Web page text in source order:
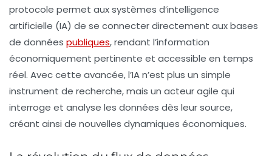
protocole permet aux systèmes d’intelligence
artificielle (IA) de se connecter directement aux bases
de données publiques, rendant l’information
économiquement pertinente et accessible en temps
réel. Avec cette avancée, l’IA n’est plus un simple
instrument de recherche, mais un acteur agile qui
interroge et analyse les données dès leur source,
créant ainsi de nouvelles dynamiques économiques.